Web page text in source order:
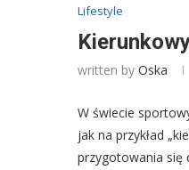
Lifestyle
written by Oska
W świecie
jak na przykład
przygotowania się